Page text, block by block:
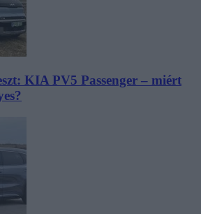
KIA PV5 Passenger – miért